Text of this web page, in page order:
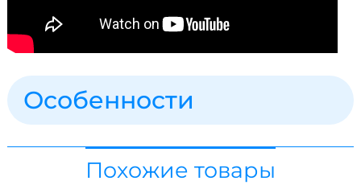
Особенности
Похожие товары